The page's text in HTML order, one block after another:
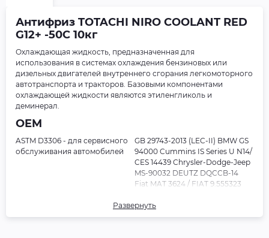
Антифриз TOTACHI NIRO COOLANT RED
G12+ -50C 10кг
Охлаждающая жидкость, предназначенная для
использования в системах охлаждения бензиновых или
дизельных двигателей внутреннего сгорания легкомоторного
автотранспорта и тракторов. Базовыми компонентами
охлаждающей жидкости являются этиленгликоль и
деминерал.
OEM
ASTM D3306 - для сервисного
обслуживания автомобилей
GB 29743-2013 (LEC-II) BMW GS
94000 Cummins IS Series U N14/
CES 14439 Chrysler-Dodge-Jeep
MS-90032 DEUTZ DQCCB-14
Fiat MAT 3624 / FIAT 9.555323
GMW 3420 Jaguar CMR 8229
John Deere JDM H5 Land-Rover
Развернуть